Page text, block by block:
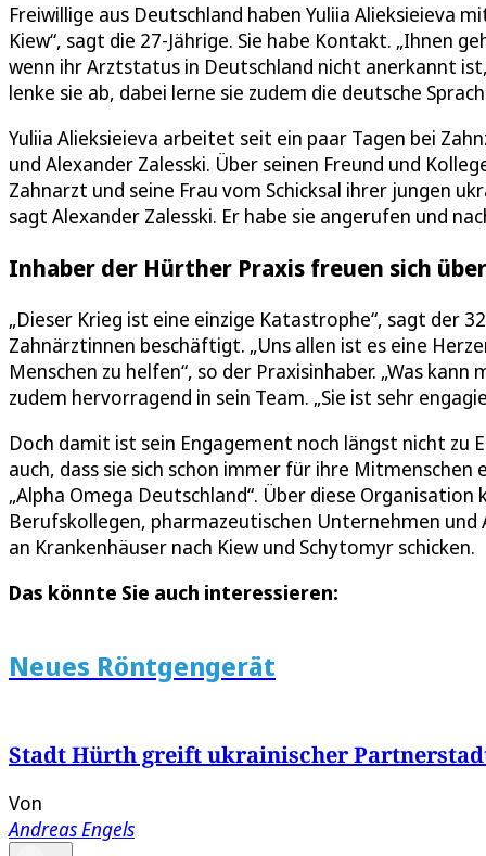
Freiwillige aus Deutschland haben Yuliia Alieksieieva
Kiew“, sagt die 27-Jährige. Sie habe Kontakt. „Ihnen
wenn ihr Arztstatus in Deutschland nicht anerkannt
lenke sie ab, dabei lerne sie zudem die deutsche
Yuliia Alieksieieva arbeitet seit ein paar Tagen bei
und Alexander Zalesski. Über seinen Freund und
Zahnarzt und seine Frau vom Schicksal ihrer jungen
sagt Alexander Zalesski. Er habe sie angerufen und
Inhaber der Hürther Praxis freuen sich
„Dieser Krieg ist eine einzige Katastrophe“, sagt der
Zahnärztinnen beschäftigt. „Uns allen ist es eine
Menschen zu helfen“, so der Praxisinhaber. „Was
zudem hervorragend in sein Team. „Sie ist sehr
Doch damit ist sein Engagement noch längst nicht zu
auch, dass sie sich schon immer für ihre
„Alpha Omega Deutschland“. Über diese
Berufskollegen, pharmazeutischen Unternehmen
an Krankenhäuser nach Kiew und Schytomyr schicken.
Das könnte Sie auch interessieren:
Neues Röntgengerät
Stadt Hürth greift ukrainischer
Von
Andreas Engels